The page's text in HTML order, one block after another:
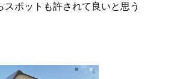
スポットも許されて良いと思う